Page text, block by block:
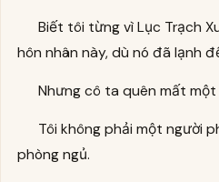
Biết tôi từng vì Lục Trạch
hôn nhân này, dù nó đã lạnh
Nhưng cô ta quên mất một
Tôi không phải một người
phòng ngủ.